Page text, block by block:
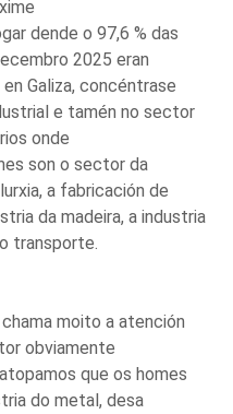
dende o 97,6 % das
2025 eran
Galiza, concéntrase
e tamén no sector
onde
son o sector da
a fabricación de
da madeira, a industria
transporte.
moito a atención
obviamente
que os homes
do metal, desa